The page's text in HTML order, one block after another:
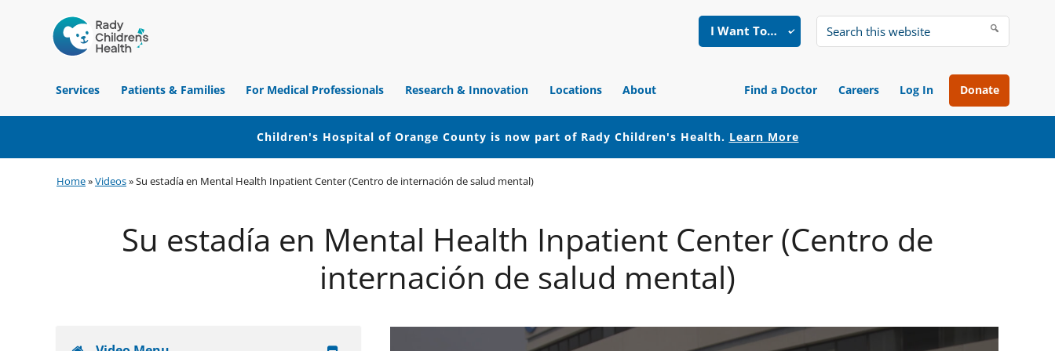
Hospital
of
Orange
I Want To…
Search
website
Services
Patients & Families For Medical Professionals Research & Innovation Locations About Find a Doctor Careers Log In Donate
Children's Hospital of Orange County is now part of Rady Children's Health. Learn More
to
navigation
to
content
to
Home»Videos»Su estadía en Mental Health Inpatient Center (Centro de internación de salud mental)
Su estadía en Mental Health Inpatient Center (Centro de
internación de salud mental)